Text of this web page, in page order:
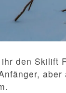
den Skilift